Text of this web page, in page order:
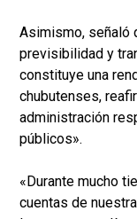
Asimismo, señaló
previsibilidad y
constituye una
chubutenses,
administración
públicos».
«Durante mucho
cuentas de